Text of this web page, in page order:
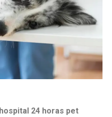
hospital 24 horas pet